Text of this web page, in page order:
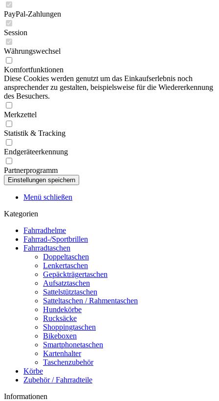
PayPal-Zahlungen
Session
Währungswechsel
Komfortfunktionen
Diese Cookies werden genutzt um das Einkaufserlebnis noch
ansprechender zu gestalten, beispielsweise für die Wiedererkennung
des Besuchers.
Merkzettel
Statistik & Tracking
Endgeräteerkennung
Partnerprogramm
Menü schließen
Kategorien
Fahrradhelme
Fahrrad-/Sportbrillen
Fahrradtaschen
Doppeltaschen
Lenkertaschen
Gepäckträgertaschen
Aufsatztaschen
Sattelstütztaschen
Satteltaschen / Rahmentaschen
Hundekörbe
Rucksäcke
Shoppingtaschen
Bikeboxen
Smartphonetaschen
Kartenhalter
Taschenzubehör
Körbe
Zubehör / Fahrradteile
Informationen